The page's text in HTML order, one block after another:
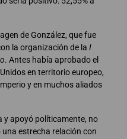
de González, que fue
la organización de la I
. Antes había aprobado el
en territorio europeo,
y en muchos aliados
apoyó políticamente, no
estrecha relación con